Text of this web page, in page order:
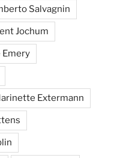
Salvagnin
Jochum
Extermann